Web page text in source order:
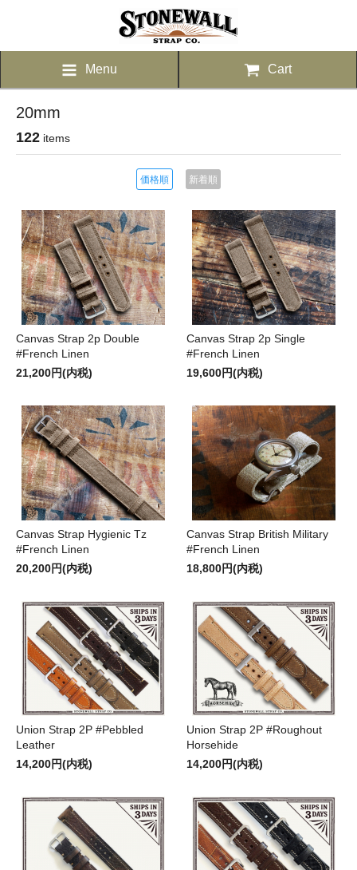
Menu Cart
20mm
122 items
価格順 新着順
Canvas Strap 2p Double
#French Linen
21,200円(内税)
Canvas Strap 2p Single
#French Linen
19,600円(内税)
Canvas Strap Hygienic Tz
#French Linen
20,200円(内税)
Canvas Strap British Military
#French Linen
18,800円(内税)
Union Strap 2P #Pebbled
Leather
14,200円(内税)
Union Strap 2P #Roughout
Horsehide
14,200円(内税)